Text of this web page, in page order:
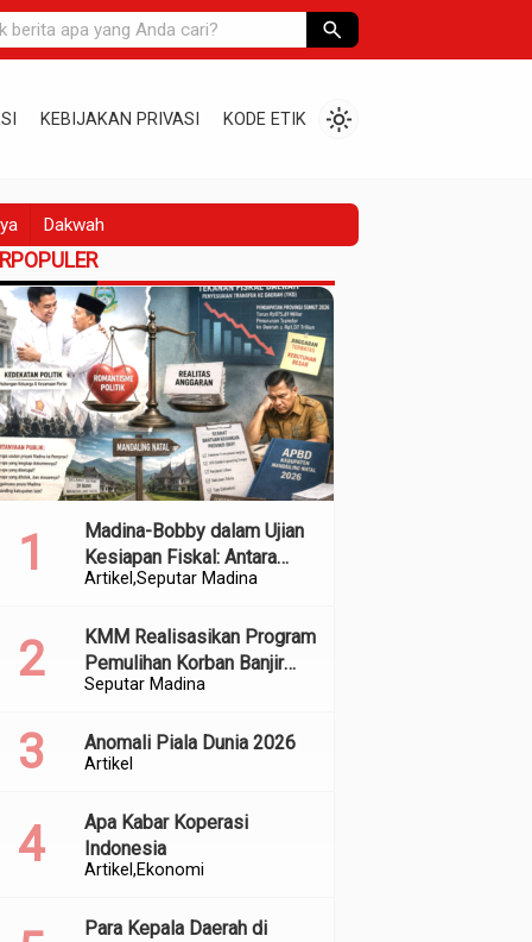
search
KEBIJAKAN PRIVASI KODE ETIK light_mode
Dakwah
Artikel Seputar Madina
Madina-Bobby dalam Ujian
Kesiapan Fiskal: Antara
Kedekatan Politik dan
Seputar Madina
KMM Realisasikan Program
Pemulihan Korban Banjir
dan Longsor di Kabupaten
Artikel
Anomali Piala Dunia 2026
Artikel Ekonomi
Apa Kabar Koperasi
Indonesia
Para Kepala Daerah di